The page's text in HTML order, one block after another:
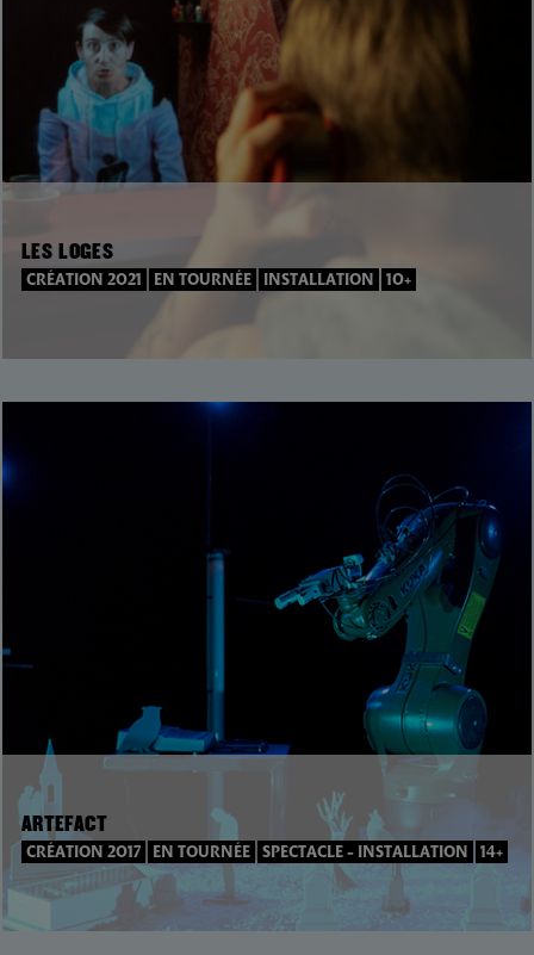
LES LOGES
CRÉATION 2021 EN TOURNÉE INSTALLATION 10+
ARTEFACT
CRÉATION 2017 EN TOURNÉE SPECTACLE - INSTALLATION 14+